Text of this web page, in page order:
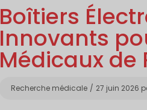
Boîtiers
Innovants
Médicaux de
Catégories
Recherche médicale 27 juin 2026